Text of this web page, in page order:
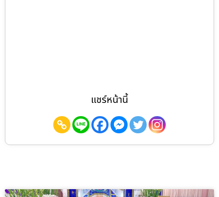
แชร์หน้านี้